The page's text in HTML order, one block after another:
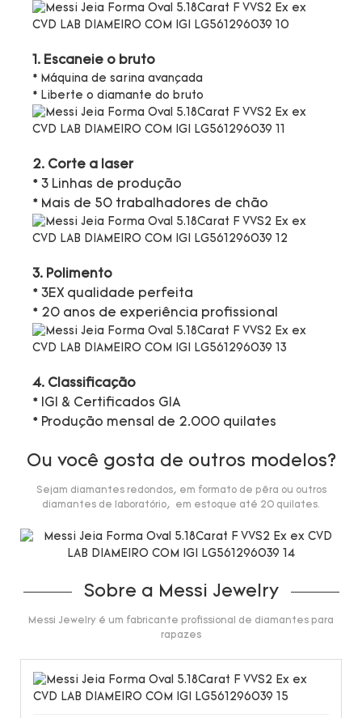
1. Escaneie o bruto
* Máquina de sarina avançada
* Liberte o diamante do bruto
2. Corte a laser
* 3 Linhas de produção
* Mais de 50 trabalhadores de chão
3. Polimento
* 3EX qualidade perfeita
* 20 anos de experiência profissional
4. Classificação
* IGI & Certificados GIA
* Produção mensal de 2.000 quilates
Ou você gosta de outros modelos?
Sejam diamantes redondos, em formato de pêra ou outros
diamantes de laboratório, em estoque até 20 quilates.
Sobre a Messi Jewelry
Messi Jewelry é um fabricante profissional de diamantes para
rapazes